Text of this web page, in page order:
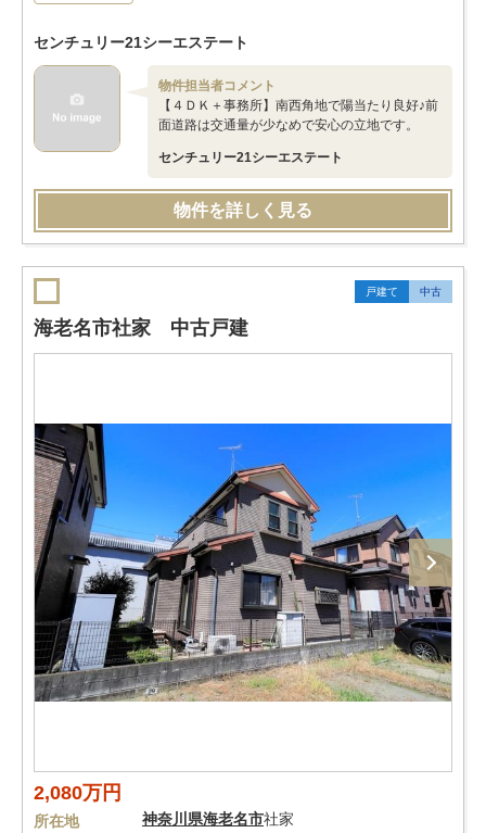
センチュリー21シーエステート
物件担当者コメント
【４ＤＫ＋事務所】南西角地で陽当たり良好♪前
面道路は交通量が少なめで安心の立地です。
センチュリー21シーエステート
物件を詳しく見る
戸建て 中古
海老名市社家 中古戸建
2,080万円
所在地 神奈川県海老名市社家